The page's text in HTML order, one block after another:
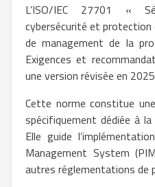
L’ISO/IEC 27701 «
cybersécurité et protection
de management de la
Exigences et
une version révisée en
Cette norme constitue
spécifiquement dédiée à
Elle guide
Management System
autres réglementations de